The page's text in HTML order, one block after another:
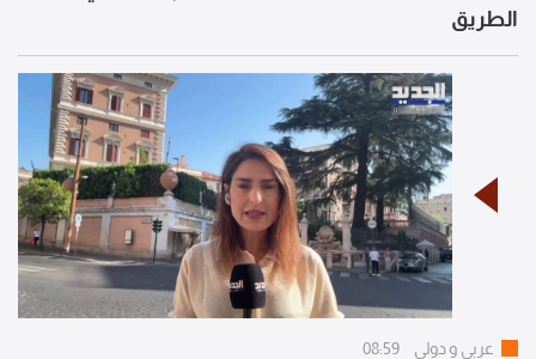
الطريق
عربي و دولي 08:59